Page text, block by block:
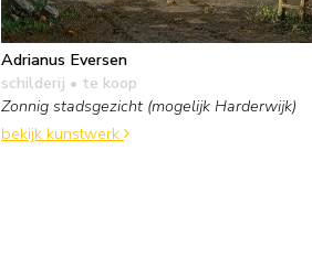
Adrianus Eversen
schilderij • te koop
Zonnig stadsgezicht (mogelijk Harderwijk)
bekijk kunstwerk